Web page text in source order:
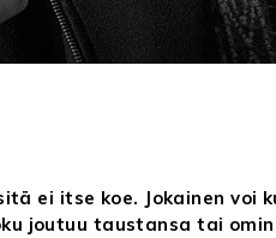
ei itse koe. Jokainen voi
joutuu taustansa tai